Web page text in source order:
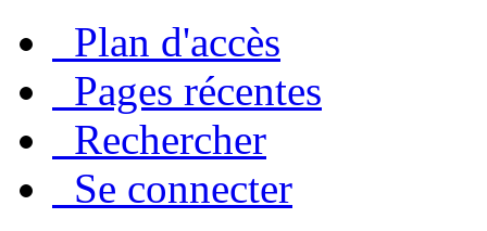
Plan d'accès
Pages récentes
Rechercher
Se connecter